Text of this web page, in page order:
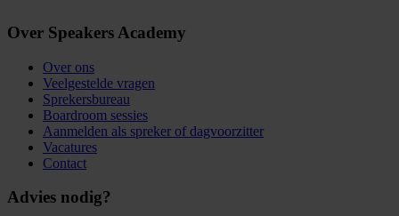
Over Speakers Academy
Over ons
Veelgestelde vragen
Sprekersbureau
Boardroom sessies
Aanmelden als spreker of dagvoorzitter
Vacatures
Contact
Advies nodig?